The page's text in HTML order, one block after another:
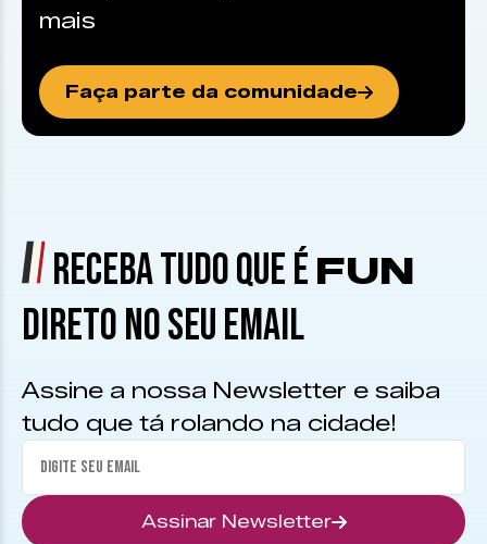
mais
Faça parte da comunidade
RECEBA TUDO QUE É FUN
DIRETO NO SEU EMAIL
Assine a nossa Newsletter e saiba
tudo que tá rolando na cidade!
Assinar Newsletter